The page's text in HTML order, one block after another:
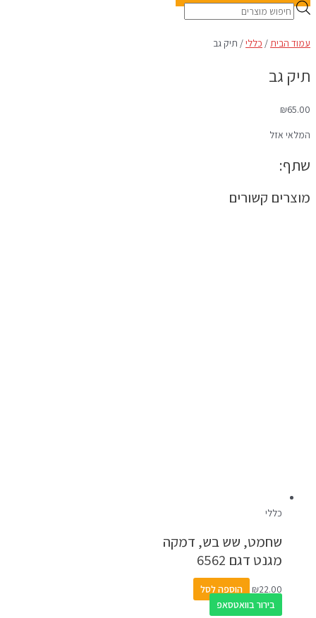
עמוד הבית/ כללי/ תיק גב
תיק גב
₪65.00
המלאי אזל
שתף:
מוצרים קשורים
כללי
שחמט, שש בש, דמקה
מגנט דגם 6562
₪22.00
הוספה לסל
בירור בוואטסאפ